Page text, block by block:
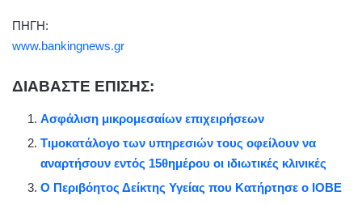
ΠΗΓΗ:
www.bankingnews.gr
ΔΙΑΒΑΣΤΕ ΕΠΙΣΗΣ:
Ασφάλιση μικρομεσαίων επιχειρήσεων
Τιμοκατάλογο των υπηρεσιών τους οφείλουν να
αναρτήσουν εντός 15θημέρου οι ιδιωτικές κλινικές
Ο Περιβόητος Δείκτης Υγείας που Κατήρτησε ο ΙΟΒΕ